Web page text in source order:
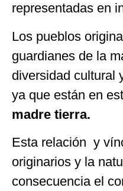
representadas en
Los pueblos
guardianes de la
diversidad cultural
ya que están en
madre tierra.
Esta relación y
originarios y la
consecuencia el